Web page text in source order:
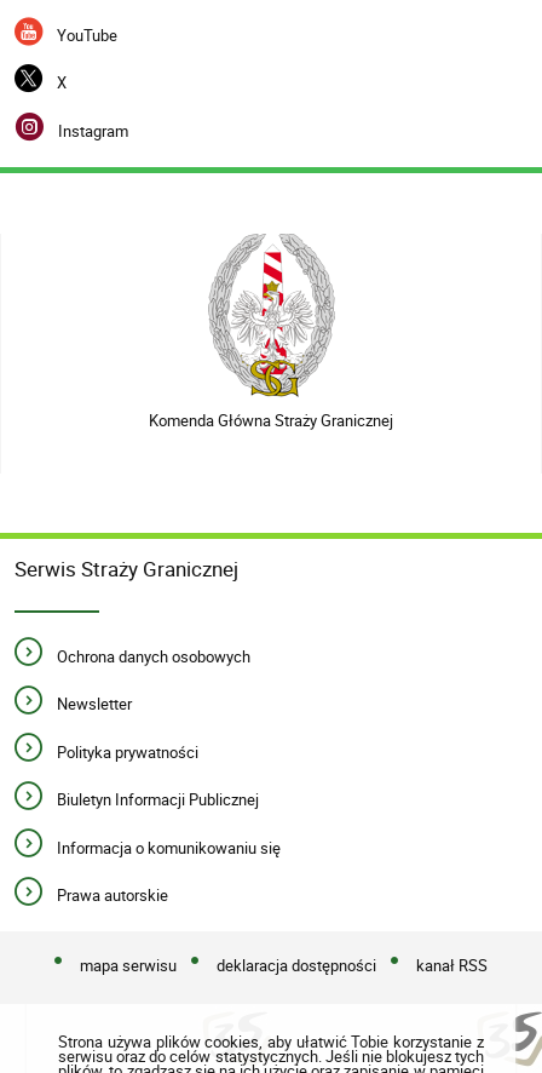
YouTube
X
Instagram
Komenda Główna Straży Granicznej
Serwis Straży Granicznej
Ochrona danych osobowych
Newsletter
Polityka prywatności
Biuletyn Informacji Publicznej
Informacja o komunikowaniu się
Prawa autorskie
mapa serwisu deklaracja dostępności kanał RSS
Strona używa plików cookies, aby ułatwić Tobie korzystanie z
serwisu oraz do celów statystycznych. Jeśli nie blokujesz tych